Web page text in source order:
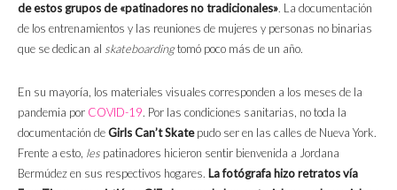
de estos grupos de «patinadores no tradicionales». La documentación
de los entrenamientos y las reuniones de mujeres y personas no binarias
que se dedican al skateboardingtomó poco más de un año.
En su mayoría, los materiales visuales corresponden a los meses de la
pandemia por COVID-19. Por las condiciones sanitarias, no toda la
documentación deGirls Can’t Skatepudo ser en las calles de Nueva York.
Frente a esto, les patinadores hicieron sentir bienvenida a Jordana
Bermúdez en sus respectivos hogares. La fotógrafa hizo retratos vía